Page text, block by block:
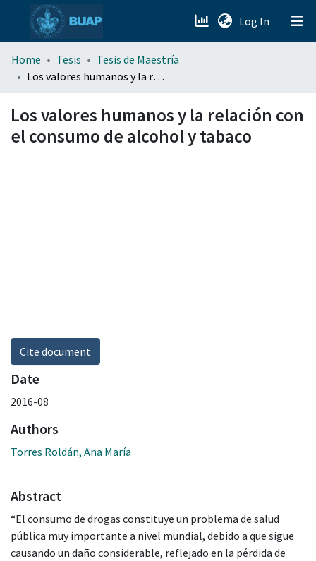
Log In (current)
menu.section.about_menu
Home Tesis
Tesis de Maestría
Los valores humanos y la relación con el consumo de alcohol y tabaco
Los valores humanos y la relación con
el consumo de alcohol y tabaco
Cite document
Date
2016-08
Authors
Torres Roldán, Ana María
Abstract
“El consumo de drogas constituye un problema de salud
pública muy importante a nivel mundial, debido a que sigue
causando un daño considerable, reflejado en la pérdida de